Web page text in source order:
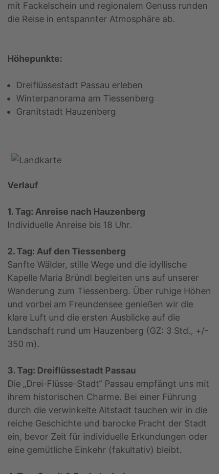
mit Fackelschein und regionalem Genuss runden
die Reise in entspannter Atmosphäre ab.
Höhepunkte:
Dreiflüssestadt Passau erleben
Winterpanorama am Tiessenberg
Granitstadt Hauzenberg
Verlauf
1. Tag: Anreise nach Hauzenberg
Individuelle Anreise bis 18 Uhr.
2. Tag: Auf den Tiessenberg
Sanfte Wälder, stille Wege und die idyllische
Kapelle Maria Bründl begleiten uns auf unserer
Wanderung zum Tiessenberg. Über ruhige Höhen
und vorbei am Freundensee genießen wir die
klare Luft und die ersten Ausblicke auf die
Landschaft rund um Hauzenberg (GZ: 3 Std., +/-
350 m).
3. Tag: Dreiflüssestadt Passau
Die „Drei-Flüsse-Stadt“ Passau empfängt uns mit
ihrem historischen Charme. Bei einer Führung
durch die verwinkelte Altstadt tauchen wir in die
reiche Geschichte und barocke Pracht der Stadt
ein, bevor Zeit für individuelle Erkundungen oder
eine gemütliche Einkehr (fakultativ) bleibt.